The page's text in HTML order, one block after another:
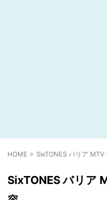
HOME > SixTONES バリア
SixTONES バリア